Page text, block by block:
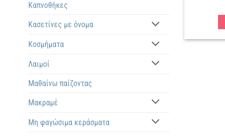
Καπνοθήκες
Κασετίνες με όνομα
Κοσμήματα
Λαιμοί
Μαθαίνω παίζοντας
Μακραμέ
Μη φαγώσιμα κεράσματα